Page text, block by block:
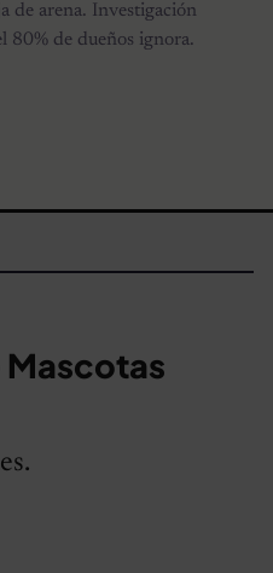
de arena. Investigación
80% de dueños ignora.
Mascotas